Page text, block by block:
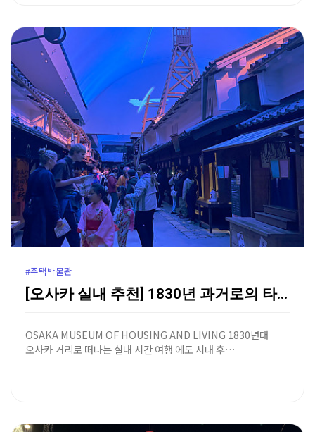
#주택박물관
[오사카 실내 추천] 1830년 과거로의 타임슬립, 오…
OSAKA MUSEUM OF HOUSING AND LIVING 1830년대
오사카 거리로 떠나는 실내 시간 여행 에도 시대 후…